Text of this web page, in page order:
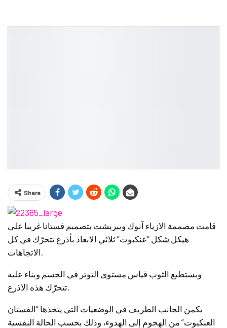
Share
قامت مصممة الازياء آنوك ويبريشت بتصميم فستانا غريبا على
هيكل شكل “عنكبوت” ثلاثي الابعاد بأذرع تتحرّك في كل
الاتجاهات.
ويستطيع الثوب قياس مستوى التوتر في الجسم وبناء عليه
تتحرّك هذه الاذرع.
يكمن الجانب الطريف في الوضعيات التي يتخذها “الفستان
العنكبوت” من الهجوم إلى الهدوء، وذلك بحسب الحالة النفسية